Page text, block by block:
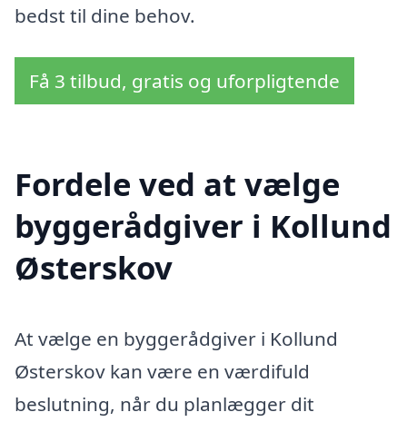
bedst til dine behov.
Få 3 tilbud, gratis og uforpligtende
Fordele ved at vælge
byggerådgiver i Kollund
Østerskov
At vælge en byggerådgiver i Kollund
Østerskov kan være en værdifuld
beslutning, når du planlægger dit